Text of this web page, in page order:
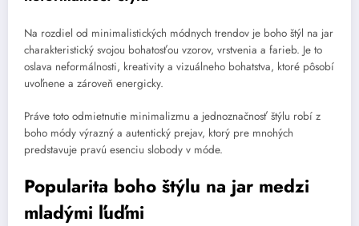
Na rozdiel od minimalistických módnych trendov je boho štýl na jar
charakteristický svojou bohatosťou vzorov, vrstvenia a farieb. Je to
oslava neformálnosti, kreativity a vizuálneho bohatstva, ktoré pôsobí
uvoľnene a zároveň energicky.
Práve toto odmietnutie minimalizmu a jednoznačnosť štýlu robí z
boho módy výrazný a autentický prejav, ktorý pre mnohých
predstavuje pravú esenciu slobody v móde.
Popularita boho štýlu na jar medzi
mladými ľuďmi